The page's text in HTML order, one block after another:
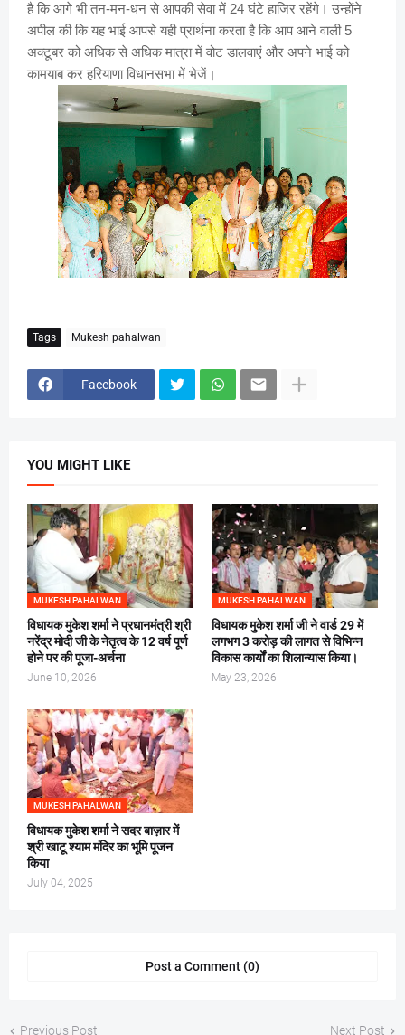
है कि आगे भी तन-मन-धन से आपकी सेवा में 24 घंटे हाजिर रहेंगे। उन्होंने
अपील की कि यह भाई आपसे यही प्रार्थना करता है कि आप आने वाली 5
अक्टूबर को अधिक से अधिक मात्रा में वोट डालवाएं और अपने भाई को
कामयाब कर हरियाणा विधानसभा में भेजें।
Tags Mukesh pahalwan
Facebook
YOU MIGHT LIKE
MUKESH PAHALWAN
विधायक मुकेश शर्मा ने प्रधानमंत्री श्री
नरेंद्र मोदी जी के नेतृत्व के 12 वर्ष पूर्ण
होने पर की पूजा-अर्चना
June 10, 2026
MUKESH PAHALWAN
विधायक मुकेश शर्मा जी ने वार्ड 29 में
लगभग 3 करोड़ की लागत से विभिन्न
विकास कार्यों का शिलान्यास किया।
May 23, 2026
MUKESH PAHALWAN
विधायक मुकेश शर्मा ने सदर बाज़ार में
श्री खाटू श्याम मंदिर का भूमि पूजन
किया
July 04, 2025
Post a Comment (0)
Previous Post Next Post